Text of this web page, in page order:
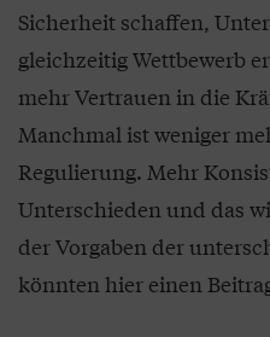
Sicherheit schaffen,
gleichzeitig Wettbewerb
mehr Vertrauen in die
Manchmal ist weniger
Regulierung. Mehr
Unterschieden und das
der Vorgaben der
könnten hier einen